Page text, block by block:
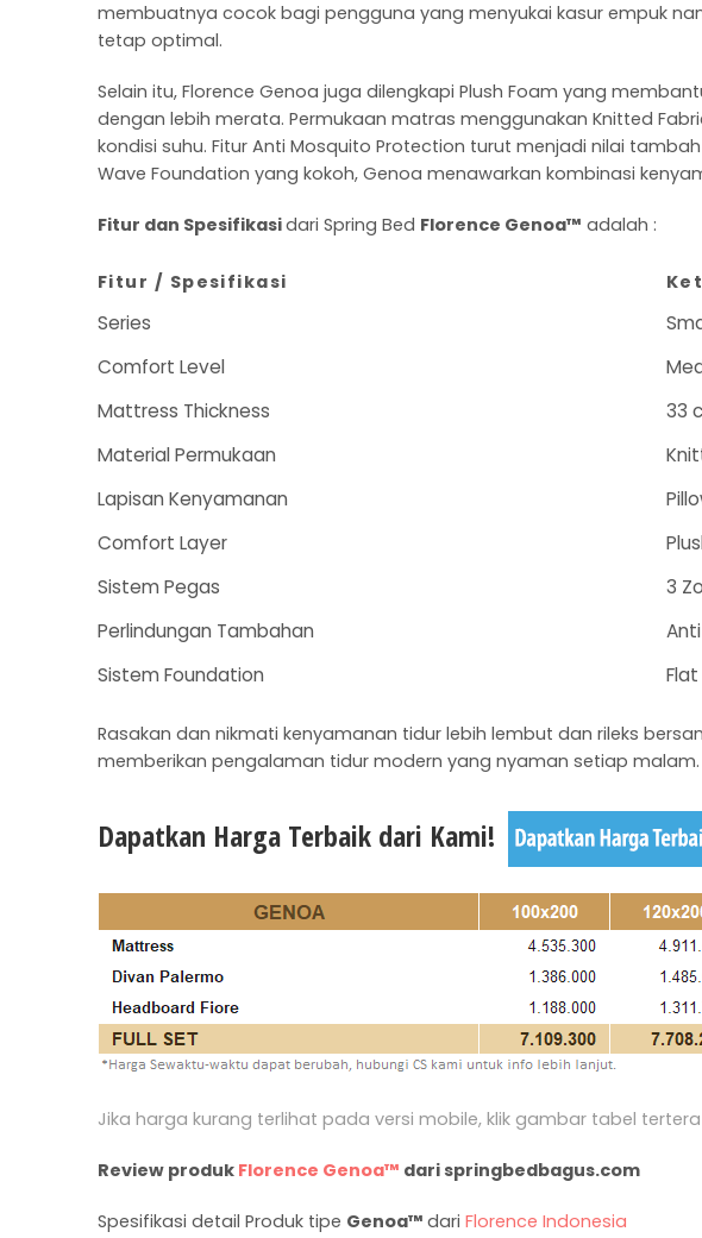
membuatnya cocok bagi pengguna yang menyukai kasur empuk
tetap optimal.
Selain itu, Florence Genoa juga dilengkapi Plush Foam yang
dengan lebih merata. Permukaan matras menggunakan Knitted
kondisi suhu. Fitur Anti Mosquito Protection turut menjadi nilai
Wave Foundation yang kokoh, Genoa menawarkan kombinasi
Fitur dan Spesifikasidari Spring Bed Florence Genoa™ adalah :
Fitur / Spesifikasi
Series
Comfort Level
Mattress Thickness
33
Material Permukaan
Lapisan Kenyamanan
Comfort Layer
Sistem Pegas
3
Perlindungan Tambahan
Sistem Foundation
Rasakan dan nikmati kenyamanan tidur lebih lembut dan rileks
memberikan pengalaman tidur modern yang nyaman setiap malam.
Dapatkan Harga Terbaik dari Kami!
Jika harga kurang terlihat pada versi mobile, klik gambar tabel
Review produk Florence Genoa™ dari springbedbagus.com
Spesifikasi detail Produk tipe Genoa™ dari Florence Indonesia